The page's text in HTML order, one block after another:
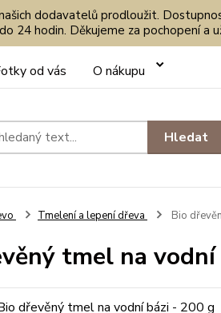
dodavatelů prodloužit.
do 24 hodin. Děkujeme za pochopení a
od vás O nákupu
Hledat
Tmelení a lepení dřeva Bio
tmel na